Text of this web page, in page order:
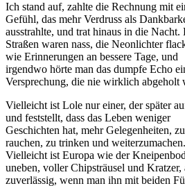
Ich stand auf, zahlte die Rechnung mit
Gefühl, das mehr Verdruss als
ausstrahlte, und trat hinaus in die Nacht.
Straßen waren nass, die Neonlichter
wie Erinnerungen an bessere Tage, und
irgendwo hörte man das dumpfe Echo
Versprechung, die nie wirklich abgeholt
Vielleicht ist Lole nur einer, der später
und feststellt, dass das Leben weniger
Geschichten hat, mehr Gelegenheiten, zu
rauchen, zu trinken und weiterzumachen.
Vielleicht ist Europa wie der
uneben, voller Chipsträusel und Kratzer,
zuverlässig, wenn man ihn mit beiden